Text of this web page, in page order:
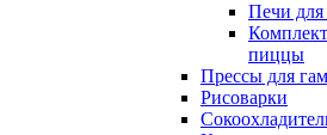
Печи
пиццы
Прессы для
Рисоварки